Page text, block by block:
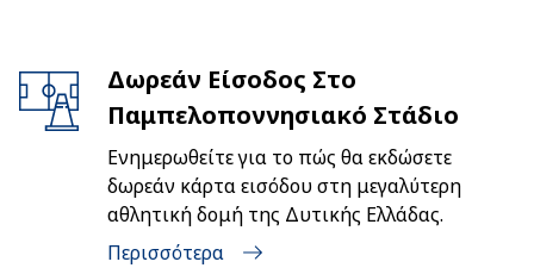
Δωρεάν Είσοδος Στο
Παμπελοποννησιακό Στάδιο
Ενημερωθείτε για το πώς θα εκδώσετε
δωρεάν κάρτα εισόδου στη μεγαλύτερη
αθλητική δομή της Δυτικής Ελλάδας.
Περισσότερα